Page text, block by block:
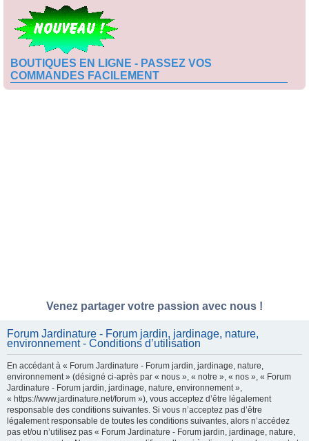
BOUTIQUES EN LIGNE - PASSEZ VOS
COMMANDES FACILEMENT
Venez partager votre passion avec nous !
Forum Jardinature - Forum jardin, jardinage, nature,
environnement - Conditions d’utilisation
En accédant à « Forum Jardinature - Forum jardin, jardinage, nature,
environnement » (désigné ci-après par « nous », « notre », « nos », « Forum
Jardinature - Forum jardin, jardinage, nature, environnement »,
« https://www.jardinature.net/forum »), vous acceptez d’être légalement
responsable des conditions suivantes. Si vous n’acceptez pas d’être
légalement responsable de toutes les conditions suivantes, alors n’accédez
pas et/ou n’utilisez pas « Forum Jardinature - Forum jardin, jardinage, nature,